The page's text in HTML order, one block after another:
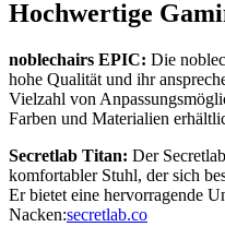
Hochwertige
noblechairs EPIC: Die
hohe Qualität und ihr
Vielzahl von
Farben und Materialien
Secretlab Titan: Der
komfortabler Stuhl, der sich
Er bietet eine hervorragende
Nacken:secretlab.co